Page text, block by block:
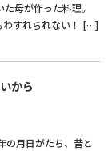
母が作った料理。
わすれられない！ […]
から
の月日がたち、昔と